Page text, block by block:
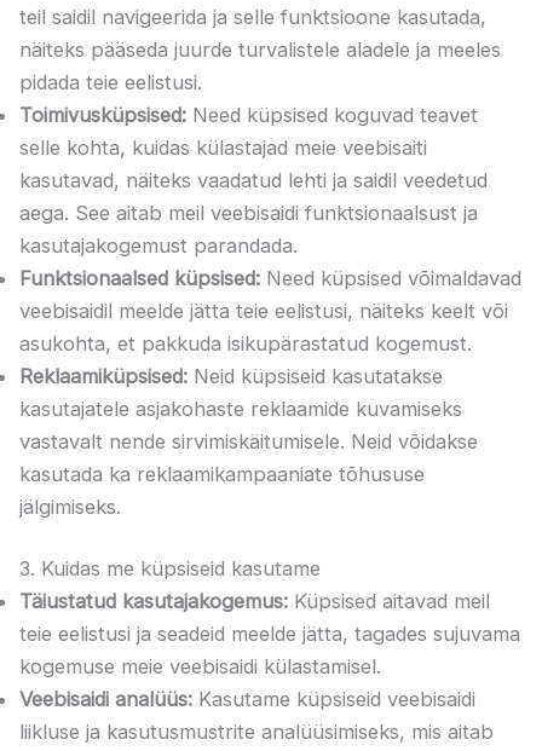
teil saidil navigeerida ja selle funktsioone kasutada,
näiteks pääseda juurde turvalistele aladele ja meeles
pidada teie eelistusi.
Toimivusküpsised: Need küpsised koguvad teavet
selle kohta, kuidas külastajad meie veebisaiti
kasutavad, näiteks vaadatud lehti ja saidil veedetud
aega. See aitab meil veebisaidi funktsionaalsust ja
kasutajakogemust parandada.
Funktsionaalsed küpsised: Need küpsised võimaldavad
veebisaidil meelde jätta teie eelistusi, näiteks keelt või
asukohta, et pakkuda isikupärastatud kogemust.
Reklaamiküpsised: Neid küpsiseid kasutatakse
kasutajatele asjakohaste reklaamide kuvamiseks
vastavalt nende sirvimiskäitumisele. Neid võidakse
kasutada ka reklaamikampaaniate tõhususe
jälgimiseks.
3. Kuidas me küpsiseid kasutame
Täiustatud kasutajakogemus: Küpsised aitavad meil
teie eelistusi ja seadeid meelde jätta, tagades sujuvama
kogemuse meie veebisaidi külastamisel.
Veebisaidi analüüs: Kasutame küpsiseid veebisaidi
liikluse ja kasutusmustrite analüüsimiseks, mis aitab